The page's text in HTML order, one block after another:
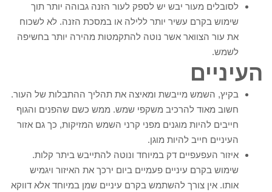
לסובלים מעור יבש יש לספק לעור הזנה גבוהה יותר תוך
שימוש בקרם עשיר יותר ללילה או במסכת הזנה. לא לשכוח
את עור הצוואר אשר נוטה להתקמטות מהירה יותר בחשיפה
לשמש.
העיניים
בקיץ, השמש מייבשת ומאיצה את תהליך ההתבלות של העור.
חשוב מאוד להרכיב משקפי שמש. ממש כשם שהפנים והגוף
חייבים להיות מוגנים מפני קרני השמש המזיקות, כך גם אזור
העיניים חייב להיות מוגן.
איזור העפעפיים דק במיוחד ונוטה להתייבש ביתר קלות.
שימוש בקרם עיניים פעמיים ביום ירכך את האיזור ויגמיש
אותו. אין צורך להשתמש בקרם עיניים שמן במיוחד אלא דווקא